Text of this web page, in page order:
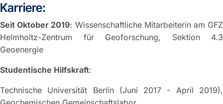
Karriere:
Seit Oktober 2019: Wissenschaftliche Mitarbeiterin am GFZ
Helmholtz-Zentrum für Geoforschung, Sektion 4.3
Geoenergie
Studentische Hilfskraft:
Technische Universität Berlin (Juni 2017 - April 2019),